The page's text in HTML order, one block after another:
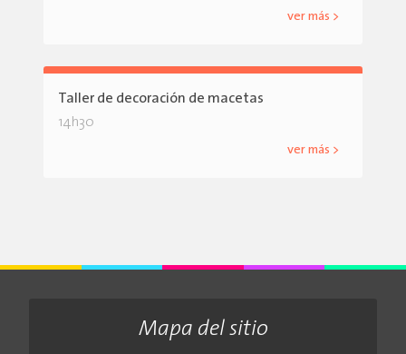
ver más >
Taller de decoración de macetas
14h30
ver más >
Mapa del sitio